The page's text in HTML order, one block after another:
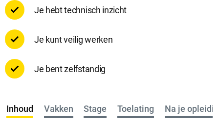
Je hebt technisch inzicht
Je kunt veilig werken
Je bent zelfstandig
Inhoud Vakken Stage Toelating Na je